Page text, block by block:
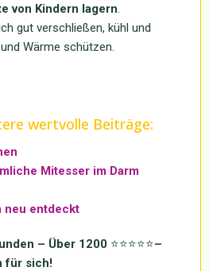
von Kindern lagern.
gut verschließen, kühl und
Wärme schützen.
wertvolle Beiträge:
Mitesser im Darm
neu entdeckt
– Über 1200 ⭐⭐⭐⭐⭐–
für sich!